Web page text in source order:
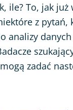
ile? To, jak już
z pytań,
analizy
zadać